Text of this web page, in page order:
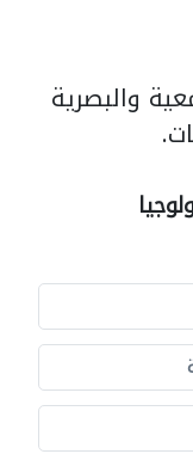
والبصرية